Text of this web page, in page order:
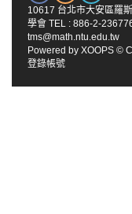
10617 台北市大安區
學會 TEL : 886-2-
tms@math.ntu.edu.tw
Powered by XOOPS ©
登錄帳號